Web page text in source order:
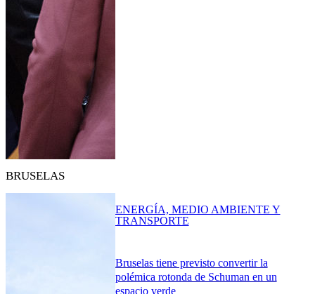
BRUSELAS
Bruselas tiene previsto convertir la
polémica rotonda de Schuman en un
espacio verde
ENERGÍA, MEDIO AMBIENTE Y
TRANSPORTE